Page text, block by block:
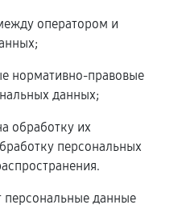
оператором и
нормативно-правовые
данных;
обработку их
персональных
персональные данные